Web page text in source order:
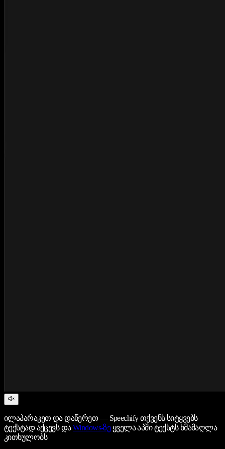
ილაპარაკეთ და დაწერეთ — Speechify თქვენს სიტყვებს
ტექსტად აქცევს დაWindows-ზეყველა აპში ტექსტს ხმამაღლა
კითხულობს